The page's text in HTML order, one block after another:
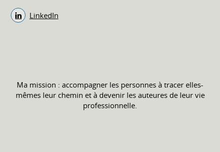
LinkedIn
Ma mission : accompagner les personnes à tracer elles-
mêmes leur chemin et à devenir les auteures de leur vie
professionnelle.